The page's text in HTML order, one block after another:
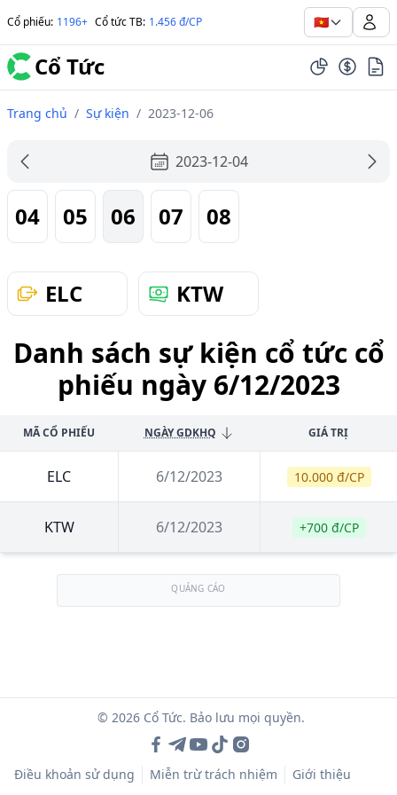
Cổ phiếu: 1196+ Cổ tức TB: 1.456 đ/CP 🇻🇳
Cổ Tức
Trang chủ / Sự kiện / 2023-12-06
2023-12-04
04 05 06 07 08
ELC KTW
Danh sách sự kiện cổ tức cổ
phiếu ngày 6/12/2023
MÃ CỔ PHIẾU NGÀY GDKHQ GIÁ TRỊ
ELC 6/12/2023 10.000 đ/CP
KTW 6/12/2023 +700 đ/CP
QUẢNG CÁO
© 2026 Cổ Tức. Bảo lưu mọi quyền.
Điều khoản sử dụng Miễn trừ trách nhiệm Giới thiệu